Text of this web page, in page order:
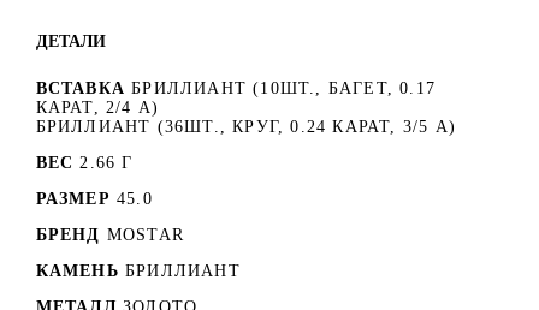
ДЕТАЛИ
ВСТАВКА БРИЛЛИАНТ (10ШТ., БАГЕТ, 0.17
КАРАТ, 2/4 А)
БРИЛЛИАНТ (36ШТ., КРУГ, 0.24 КАРАТ, 3/5 А)
ВЕС 2.66 Г
РАЗМЕР 45.0
БРЕНД MOSTAR
КАМЕНЬ БРИЛЛИАНТ